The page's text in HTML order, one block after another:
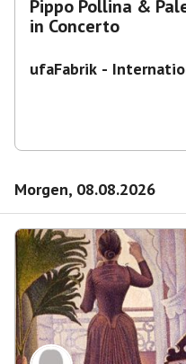
Pippo Pollina &
in Concerto
ufaFabrik -
Morgen, 08.08.2026